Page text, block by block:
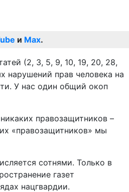
и Max.
(2, 3, 5, 9, 10, 19, 20, 28,
нарушений прав человека на
У нас один общий окоп
правозащитников –
«правозащитников» мы
сотнями. Только в
газет
нацгвардии.